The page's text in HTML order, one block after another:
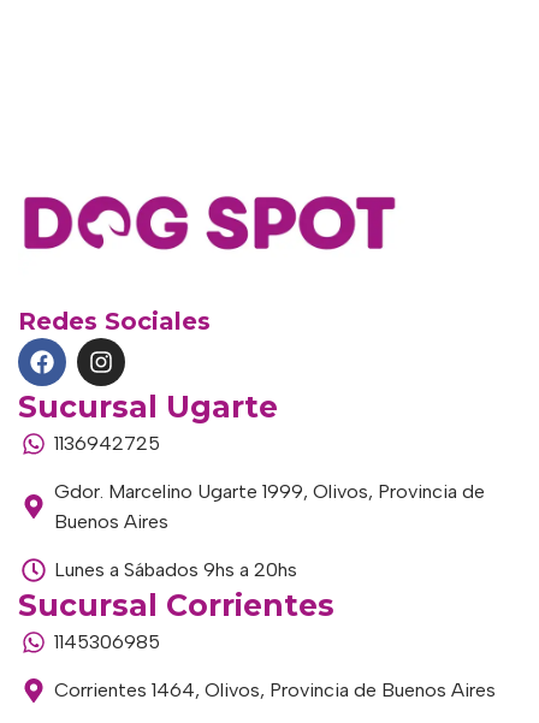
Redes Sociales
Sucursal Ugarte
1136942725
Gdor. Marcelino Ugarte 1999, Olivos, Provincia de
Buenos Aires
Lunes a Sábados 9hs a 20hs
Sucursal Corrientes
1145306985
Corrientes 1464, Olivos, Provincia de Buenos Aires